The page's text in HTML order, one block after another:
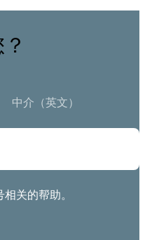
中介（英文）
关的帮助。